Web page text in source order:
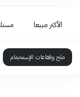
الأكثر مبيعا
ملح وفقاعات الإستحمام